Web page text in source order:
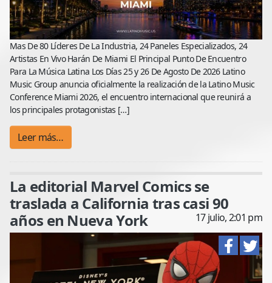
Mas De 80 Líderes De La Industria, 24 Paneles Especializados, 24
Artistas En Vivo Harán De Miami El Principal Punto De Encuentro
Para La Música Latina Los Días 25 y 26 De Agosto De 2026 Latino
Music Group anuncia oficialmente la realización de la Latino Music
Conference Miami 2026, el encuentro internacional que reunirá a
los principales protagonistas […]
Leer más…
La editorial Marvel Comics se
traslada a California tras casi 90
años en Nueva York
17 julio, 2:01 pm